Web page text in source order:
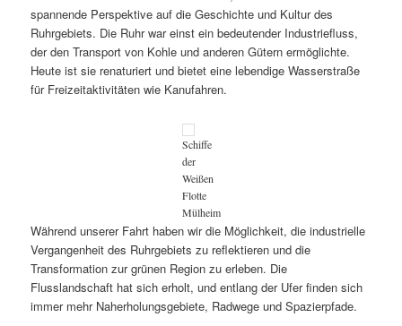
spannende Perspektive auf die Geschichte und Kultur des
Ruhrgebiets. Die Ruhr war einst ein bedeutender Industriefluss,
der den Transport von Kohle und anderen Gütern ermöglichte.
Heute ist sie renaturiert und bietet eine lebendige Wasserstraße
für Freizeitaktivitäten wie Kanufahren.
Schiffe
der
Weißen
Flotte
Mülheim
Während unserer Fahrt haben wir die Möglichkeit, die industrielle
Vergangenheit des Ruhrgebiets zu reflektieren und die
Transformation zur grünen Region zu erleben. Die
Flusslandschaft hat sich erholt, und entlang der Ufer finden sich
immer mehr Naherholungsgebiete, Radwege und Spazierpfade.